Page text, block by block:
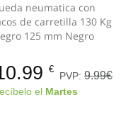
neumatica con
de carretilla 130 Kg
125 mm Negro
€
PVP: 9.99€
el Martes